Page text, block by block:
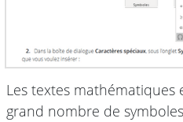
Les textes mathématiques
grand nombre de